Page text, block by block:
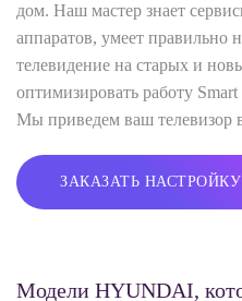
дом. Наш мастер знает
аппаратов, умеет правильно
телевидение на старых и
оптимизировать работу
Мы приведем ваш телевизор
ЗАКАЗАТЬ НАСТРОЙКУ
Модели HYUNDAI,